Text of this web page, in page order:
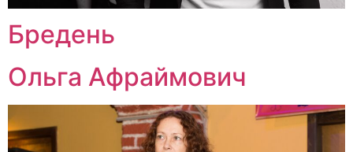
Бредень
Ольга Афраймович